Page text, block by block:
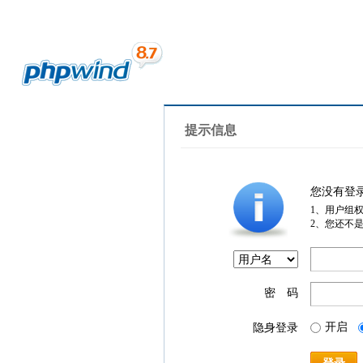
提示信息
您没有登
1、用户组
2、您还不
密 码
隐身登录 开启